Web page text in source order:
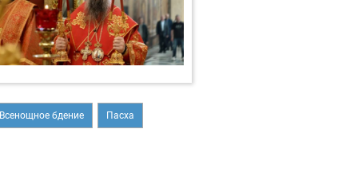
Всенощное бдение Пасха